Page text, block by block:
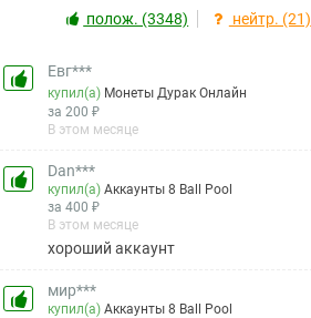
полож. (3348)
нейтр. (21)
Евг***
купил(а) Монеты Дурак Онлайн
за 200 ₽
В этом месяце
Dan***
купил(а)Аккаунты 8 Ball Pool
за 400 ₽
В этом месяце
хороший аккаунт
мир***
купил(а)Аккаунты 8 Ball Pool